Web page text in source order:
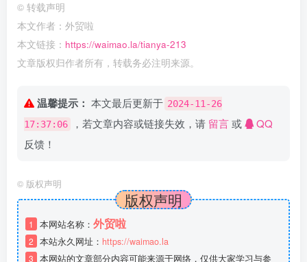
© 转载声明
本文作者：外贸啦
本文链接： https://waimao.la/tianya-213
文章版权归作者所有，转载务必注明来源。
温馨提示： 本文最后更新于 2024-11-26
17:37:06
，若文章内容或链接失效，请 留言或
QQ
反馈！
© 版权声明
版权声明
1 本网站名称： 外贸啦
2 本站永久网址： https://waimao.la
3 本网站的文章部分内容可能来源于网络，仅供大家学习与参